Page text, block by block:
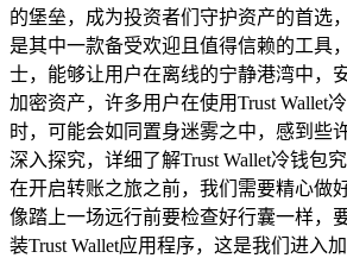
的堡垒，成为投资者们守护资产的首选，
是其中一款备受欢迎且值得信赖的工具
士，能够让用户在离线的宁静港湾中，
加密资产，许多用户在使用Trust Wallet
时，可能会如同置身迷雾之中，感到些
深入探究，详细了解Trust Wallet冷钱包
在开启转账之旅之前，我们需要精心做
像踏上一场远行前要检查好行囊一样，
装Trust Wallet应用程序，这是我们进入